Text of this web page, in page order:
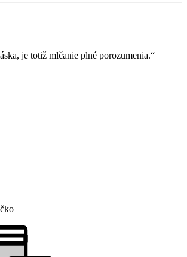
je totiž mlčanie plné porozumenia.